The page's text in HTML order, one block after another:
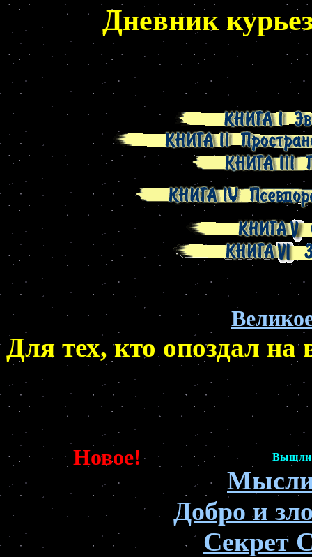
Дневник
ипеа
новое
Для тех, кто опоздал на
Новое! Вышли
Мысли
Добро и
Секрет